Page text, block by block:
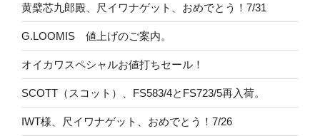
黄檗芯九郎殿、尺イワナゲット、おめでとう！7/31
G.LOOMIS 値上げのご案内。
オイカワスペシャルお値打ちセール！
SCOTT（スコット）、FS583/4とFS723/5再入荷。
IWT様、尺イワナゲット、おめでとう！7/26